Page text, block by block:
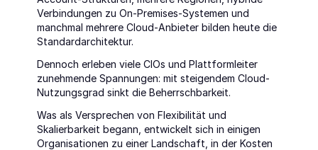
Verbindungen zu On-Premises-Systemen und
manchmal mehrere Cloud-Anbieter bilden heute die
Standardarchitektur.
Dennoch erleben viele CIOs und Plattformleiter
zunehmende Spannungen: mit steigendem Cloud-
Nutzungsgrad sinkt die Beherrschbarkeit.
Was als Versprechen von Flexibilität und
Skalierbarkeit begann, entwickelt sich in einigen
Organisationen zu einer Landschaft, in der Kosten